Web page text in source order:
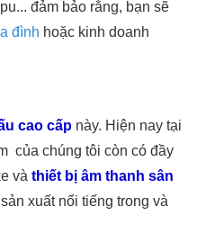
đảm bảo rằng, bạn sẽ
đình hoặc kinh doanh
cao cấp này. Hiện nay tại
của chúng tôi còn có đầy
và thiết bị âm thanh sân
xuất nổi tiếng trong và